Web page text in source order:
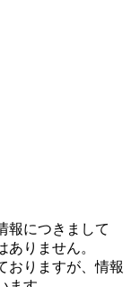
報につきまして
りません。
おりますが、情報